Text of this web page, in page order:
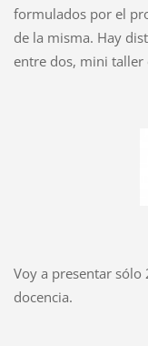
formulados por el
de la misma. Hay
entre dos, mini taller
Voy a presentar sólo
docencia.